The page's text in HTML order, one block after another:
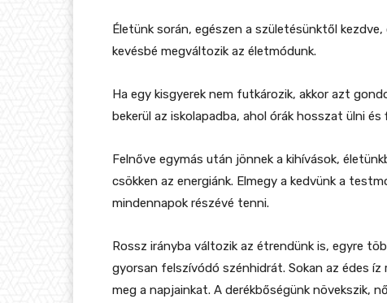
Életünk során, egészen a születésünktől
kevésbé megváltozik az életmódunk.
Ha egy kisgyerek nem futkározik, akkor azt
bekerül az iskolapadba, ahol órák hosszat ülni
Felnőve egymás után jönnek a kihívások,
csökken az energiánk. Elmegy a kedvünk a
mindennapok részévé tenni.
Rossz irányba változik az étrendünk is, egyre
gyorsan felszívódó szénhidrát. Sokan az édes íz
meg a napjainkat. A derékbőségünk növekszik,